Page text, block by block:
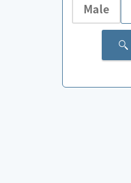
Male